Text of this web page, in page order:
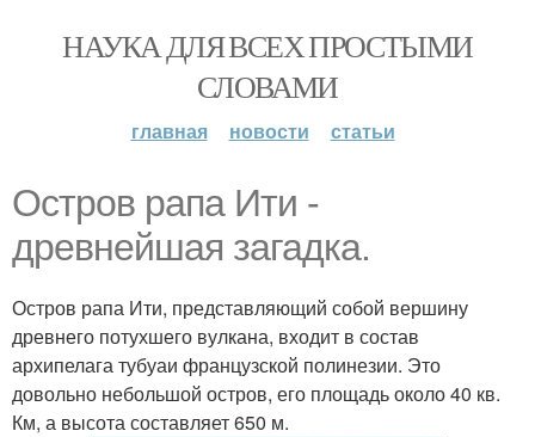
НАУКА ДЛЯ ВСЕХ ПРОСТЫМИ
СЛОВАМИ
главная новости статьи
Остров рапа Ити -
древнейшая загадка.
Остров рапа Ити, представляющий собой вершину
древнего потухшего вулкана, входит в состав
архипелага тубуаи французской полинезии. Это
довольно небольшой остров, его площадь около 40 кв.
Км, а высота составляет 650 м.